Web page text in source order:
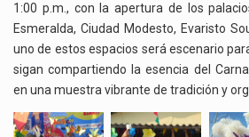
1:00 p.m., con la apertura de los
Esmeralda, Ciudad Modesto, Evaristo
uno de estos espacios será escenario
sigan compartiendo la esencia del
en una muestra vibrante de tradición y